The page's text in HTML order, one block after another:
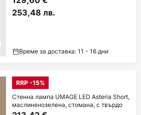
253,48 лв.
Време за доставка: 11 - 16 дни
RRP -15%
Стенна лампа UMAGE LED Asteria Short,
маслиненозелена, стомана, с твърдо